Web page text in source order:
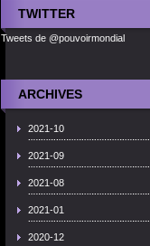
TWITTER
Tweets de @pouvoirmondial
ARCHIVES
2021-10
2021-09
2021-08
2021-01
2020-12